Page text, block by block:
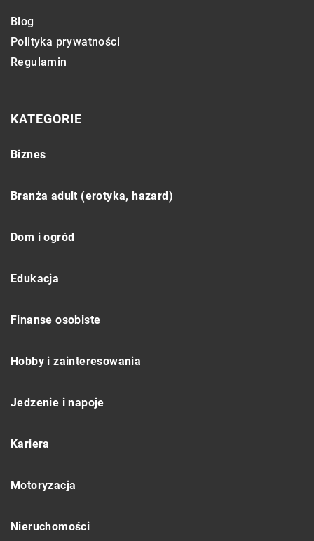
Blog
Polityka prywatności
Regulamin
KATEGORIE
Biznes
Branża adult (erotyka, hazard)
Dom i ogród
Edukacja
Finanse osobiste
Hobby i zainteresowania
Jedzenie i napoje
Kariera
Motoryzacja
Nieruchomości